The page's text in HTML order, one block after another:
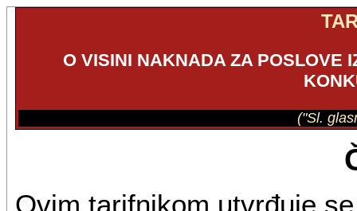
O VISINI NAKNADA ZA POSLOVE
("Sl.
Ovim tarifnikom utvrđuje